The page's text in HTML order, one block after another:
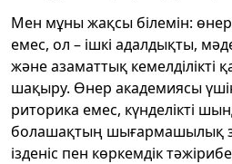
Мен мұны жақсы білемін:
емес, ол – ішкі адалдықты,
және азаматтық кемелділікті
шақыру. Өнер академиясы
риторика емес, күнделікті
болашақтың шығармашылық
ізденіс пен көркемдік